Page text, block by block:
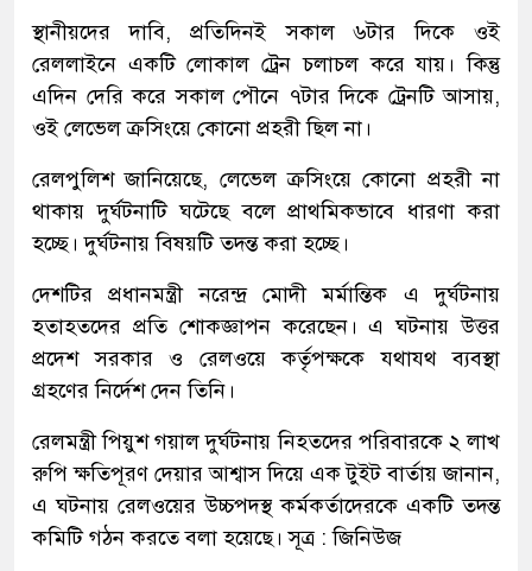
স্থানীয়দের দাবি, প্রতিদিনই সকাল ৬টার দিকে ওই
রেললাইনে একটি লোকাল ট্রেন চলাচল করে যায়। কিন্তু
এদিন দেরি করে সকাল পৌনে ৭টার দিকে ট্রেনটি আসায়,
ওই লেভেল ক্রসিংয়ে কোনো প্রহরী ছিল না।
রেলপুলিশ জানিয়েছে, লেভেল ক্রসিংয়ে কোনো প্রহরী না
থাকায় দুর্ঘটনাটি ঘটেছে বলে প্রাথমিকভাবে ধারণা করা
হচ্ছে। দুর্ঘটনায় বিষয়টি তদন্ত করা হচ্ছে।
দেশটির প্রধানমন্ত্রী নরেন্দ্র মোদী মর্মান্তিক এ দুর্ঘটনায়
হতাহতদের প্রতি শোকজ্ঞাপন করেছেন। এ ঘটনায় উত্তর
প্রদেশ সরকার ও রেলওয়ে কর্তৃপক্ষকে যথাযথ ব্যবস্থা
গ্রহণের নির্দেশ দেন তিনি।
রেলমন্ত্রী পিয়ুশ গয়াল দুর্ঘটনায় নিহতদের পরিবারকে ২ লাখ
রুপি ক্ষতিপূরণ দেয়ার আশ্বাস দিয়ে এক টুইট বার্তায় জানান,
এ ঘটনায় রেলওয়ের উচ্চপদস্থ কর্মকর্তাদেরকে একটি তদন্ত
কমিটি গঠন করতে বলা হয়েছে। সূত্র : জিনিউজ